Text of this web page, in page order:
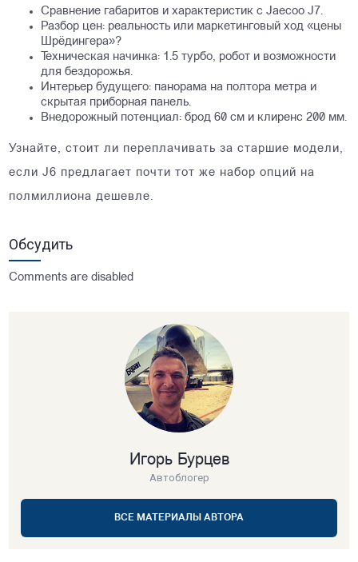
Сравнение габаритов и характеристик с Jaecoo J7.
Разбор цен: реальность или маркетинговый ход «цены
Шрёдингера»?
Техническая начинка: 1.5 турбо, робот и возможности
для бездорожья.
Интерьер будущего: панорама на полтора метра и
скрытая приборная панель.
Внедорожный потенциал: брод 60 см и клиренс 200 мм.
Узнайте, стоит ли переплачивать за старшие модели,
если J6 предлагает почти тот же набор опций на
полмиллиона дешевле.
Обсудить
Comments are disabled
Игорь Бурцев
Автоблогер
ВСЕ МАТЕРИАЛЫ АВТОРА